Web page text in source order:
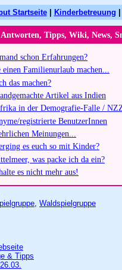
Startseite| Kinderbetreuung
Tipps, Wiki, News,
schon Erfahrungen?
Familienurlaub machen...
das machen?
Artikel aus Indien
in der Demografie-Falle /
registrierte BenutzerInnen
Meinungen...
es euch so mit Kinder?
was packe ich da ein?
es nicht mehr aus!
, Waldspielgruppe
& Tipps